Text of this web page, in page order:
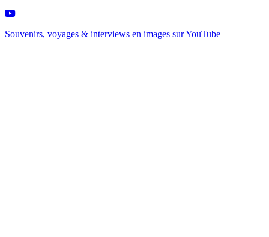
Souvenirs, voyages & interviews en images surYouTube